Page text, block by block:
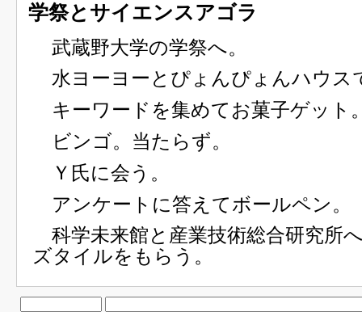
学祭とサイエンスアゴラ
武蔵野大学の学祭へ。
水ヨーヨーとぴょんぴょんハウス
キーワードを集めてお菓子ゲット
ビンゴ。当たらず。
Ｙ氏に会う。
アンケートに答えてボールペン。
科学未来館と産業技術総合研究所
ズタイルをもらう。